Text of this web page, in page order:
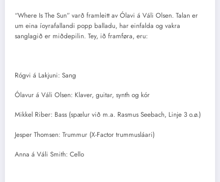
“Where Is The Sun” varð framleitt av Ólavi á Váli Olsen. Talan er
um eina íoyrafallandi popp balladu, har einfalda og vakra
sanglagið er miðdepilin. Tey, ið framføra, eru:
Rógvi á Lakjuni: Sang
Ólavur á Váli Olsen: Klaver, guitar, synth og kór
Mikkel Riber: Bass (spælur við m.a. Rasmus Seebach, Linje 3 o.ø.)
Jesper Thomsen: Trummur (X-Factor trummusláari)
Anna á Váli Smith: Cello